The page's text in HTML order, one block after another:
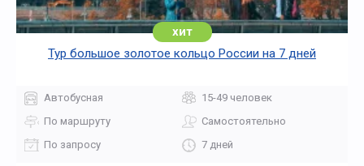
хит
Тур большое золотое кольцо России на 7 дней
Автобусная
15-49 человек
По маршруту
Самостоятельно
По запросу
7 дней